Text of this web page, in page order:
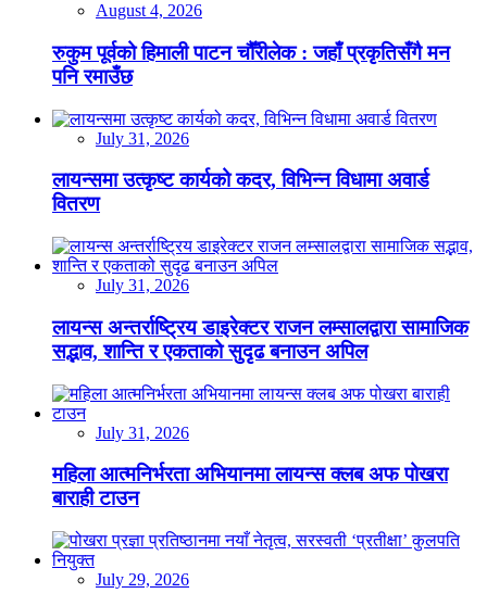
August 4, 2026
रुकुम पूर्वको हिमाली पाटन चौँरीलेक : जहाँ प्रकृतिसँगै मन
पनि रमाउँछ
July 31, 2026
लायन्समा उत्कृष्ट कार्यको कदर, विभिन्न विधामा अवार्ड
वितरण
July 31, 2026
लायन्स अन्तर्राष्ट्रिय डाइरेक्टर राजन लम्सालद्वारा सामाजिक
सद्भाव, शान्ति र एकताको सुदृढ बनाउन अपिल
July 31, 2026
महिला आत्मनिर्भरता अभियानमा लायन्स क्लब अफ पोखरा
बाराही टाउन
July 29, 2026